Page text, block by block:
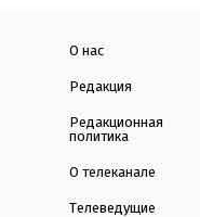
О нас
Редакция
Редакционная
политика
О телеканале
Телеведущие